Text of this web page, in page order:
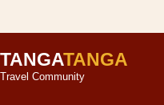
TANGATANGA
Travel Community